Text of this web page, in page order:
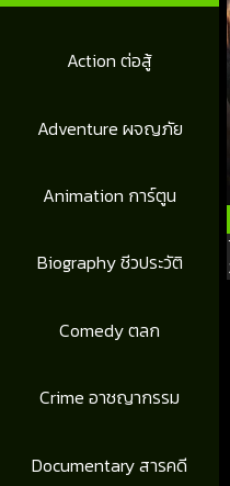
Action ต่อสู้
Adventure ผจญภัย
Animation การ์ตูน
Biography ชีวประวัติ
Comedy ตลก
Crime อาชญากรรม
Documentary สารคดี